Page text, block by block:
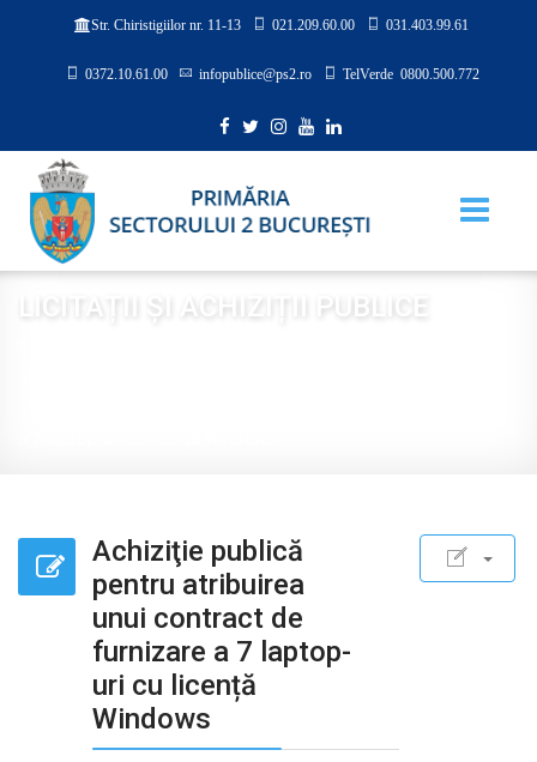
Str. Chiristigiilor nr. 11-13 021.209.60.00 031.403.99.61
0372.10.61.00 infopublice@ps2.ro TelVerde 0800.500.772
LICITAȚII ȘI ACHIZIȚII PUBLICE
Achiziţie publică
pentru atribuirea
unui contract de
furnizare a 7 laptop-
uri cu licență
Windows